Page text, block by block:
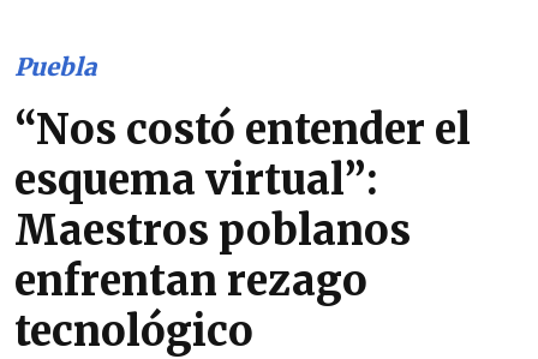
Puebla
“Nos costó entender el
esquema virtual”:
Maestros poblanos
enfrentan rezago
tecnológico